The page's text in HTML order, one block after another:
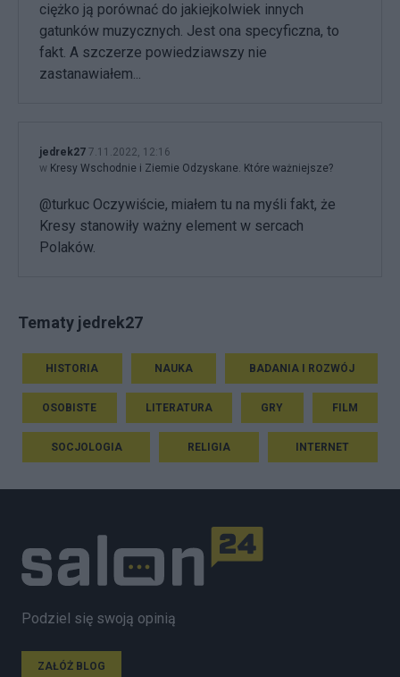
ciężko ją porównać do jakiejkolwiek innych
gatunków muzycznych. Jest ona specyficzna, to
fakt. A szczerze powiedziawszy nie
zastanawiałem...
jedrek27 7.11.2022, 12:16
w Kresy Wschodnie i Ziemie Odzyskane. Które ważniejsze?
@turkuc Oczywiście, miałem tu na myśli fakt, że
Kresy stanowiły ważny element w sercach
Polaków.
Tematy jedrek27
HISTORIA NAUKA BADANIA I ROZWÓJ
OSOBISTE LITERATURA GRY FILM
SOCJOLOGIA RELIGIA INTERNET
Podziel się swoją opinią
ZAŁÓŻ BLOG